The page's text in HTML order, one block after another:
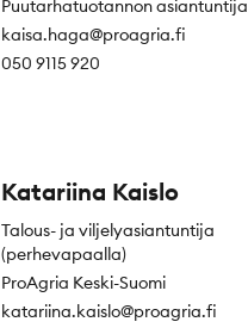
Puutarhatuotannon asiantuntija
kaisa.haga@proagria.fi
050 9115 920
Katariina Kaislo
Talous- ja viljelyasiantuntija
(perhevapaalla)
ProAgria Keski-Suomi
katariina.kaislo@proagria.fi